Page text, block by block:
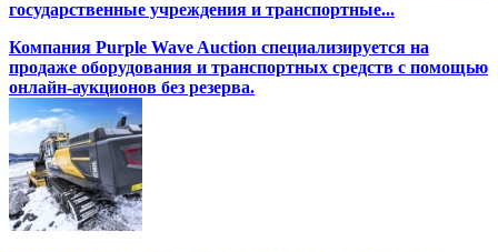
государственные учреждения и транспортные...
Компания Purple Wave Auction специализируется на
продаже оборудования и транспортных средств с помощью
онлайн-аукционов без резерва.